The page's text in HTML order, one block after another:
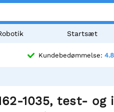
Startsæt
Kundebedømmelse: 4.8
1035, test-